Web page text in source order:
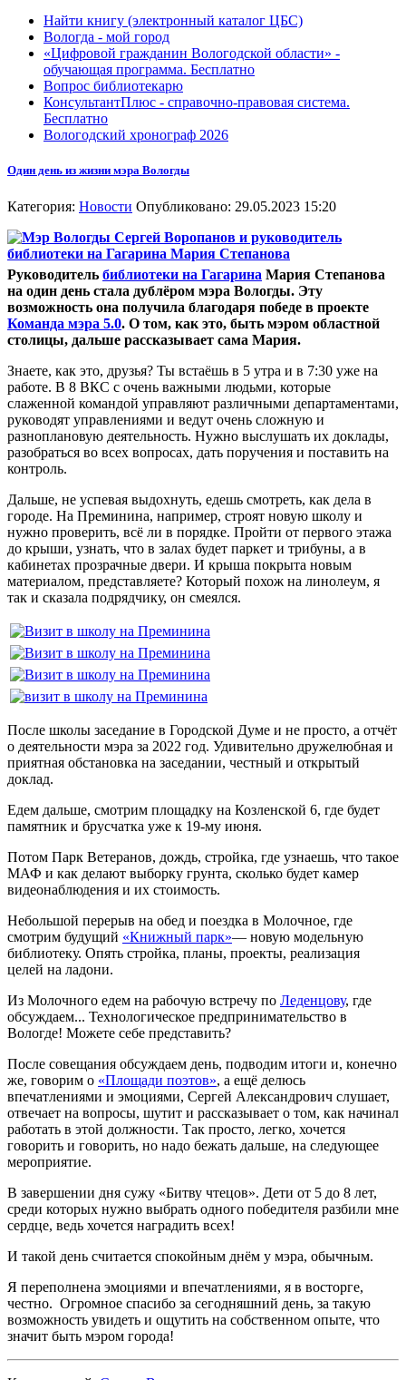
Найти книгу (электронный каталог ЦБС)
Вологда - мой город
«Цифровой гражданин Вологодской области» -
обучающая программа. Бесплатно
Вопрос библиотекарю
КонсультантПлюс - справочно-правовая система.
Бесплатно
Вологодский хронограф 2026
Один день из жизни мэра Вологды
Категория: Новости Опубликовано: 29.05.2023 15:20
Руководитель библиотеки на Гагарина Мария Степанова
на один день стала дублёром мэра Вологды. Эту
возможность она получила благодаря победе в проекте
Команда мэра 5.0. О том, как это, быть мэром областной
столицы, дальше рассказывает сама Мария.
Знаете, как это, друзья? Ты встаёшь в 5 утра и в 7:30 уже на
работе. В 8 ВКС с очень важными людьми, которые
слаженной командой управляют различными департаментами,
руководят управлениями и ведут очень сложную и
разноплановую деятельность. Нужно выслушать их доклады,
разобраться во всех вопросах, дать поручения и поставить на
контроль.
Дальше, не успевая выдохнуть, едешь смотреть, как дела в
городе. На Преминина, например, строят новую школу и
нужно проверить, всё ли в порядке. Пройти от первого этажа
до крыши, узнать, что в залах будет паркет и трибуны, а в
кабинетах прозрачные двери. И крыша покрыта новым
материалом, представляете? Который похож на линолеум, я
так и сказала подрядчику, он смеялся.
После школы заседание в Городской Думе и не просто, а отчёт
о деятельности мэра за 2022 год. Удивительно дружелюбная и
приятная обстановка на заседании, честный и открытый
доклад.
Едем дальше, смотрим площадку на Козленской 6, где будет
памятник и брусчатка уже к 19-му июня.
Потом Парк Ветеранов, дождь, стройка, где узнаешь, что такое
МАФ и как делают выборку грунта, сколько будет камер
видеонаблюдения и их стоимость.
Небольшой перерыв на обед и поездка в Молочное, где
смотрим будущий «Книжный парк»— новую модельную
библиотеку. Опять стройка, планы, проекты, реализация
целей на ладони.
Из Молочного едем на рабочую встречу по Леденцову, где
обсуждаем... Технологическое предпринимательство в
Вологде! Можете себе представить?
После совещания обсуждаем день, подводим итоги и, конечно
же, говорим о «Площади поэтов», а ещё делюсь
впечатлениями и эмоциями, Сергей Александрович слушает,
отвечает на вопросы, шутит и рассказывает о том, как начинал
работать в этой должности. Так просто, легко, хочется
говорить и говорить, но надо бежать дальше, на следующее
мероприятие.
В завершении дня сужу «Битву чтецов». Дети от 5 до 8 лет,
среди которых нужно выбрать одного победителя разбили мне
сердце, ведь хочется наградить всех!
И такой день считается спокойным днём у мэра, обычным.
Я переполнена эмоциями и впечатлениями, я в восторге,
честно. Огромное спасибо за сегодняшний день, за такую
возможность увидеть и ощутить на собственном опыте, что
значит быть мэром города!